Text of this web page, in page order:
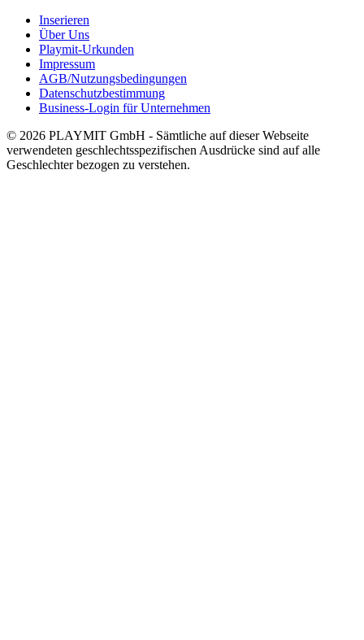
Inserieren
Über Uns
Playmit-Urkunden
Impressum
AGB/Nutzungsbedingungen
Datenschutzbestimmung
Business-Login für Unternehmen
© 2026 PLAYMIT GmbH - Sämtliche auf dieser Webseite
verwendeten geschlechtsspezifischen Ausdrücke sind auf alle
Geschlechter bezogen zu verstehen.